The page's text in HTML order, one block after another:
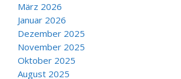
März 2026
Januar 2026
Dezember 2025
November 2025
Oktober 2025
August 2025